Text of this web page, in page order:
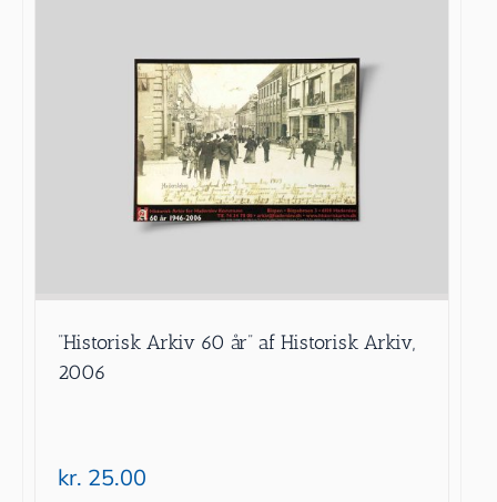
”Historisk Arkiv 60 år” af Historisk Arkiv,
2006
kr. 25.00